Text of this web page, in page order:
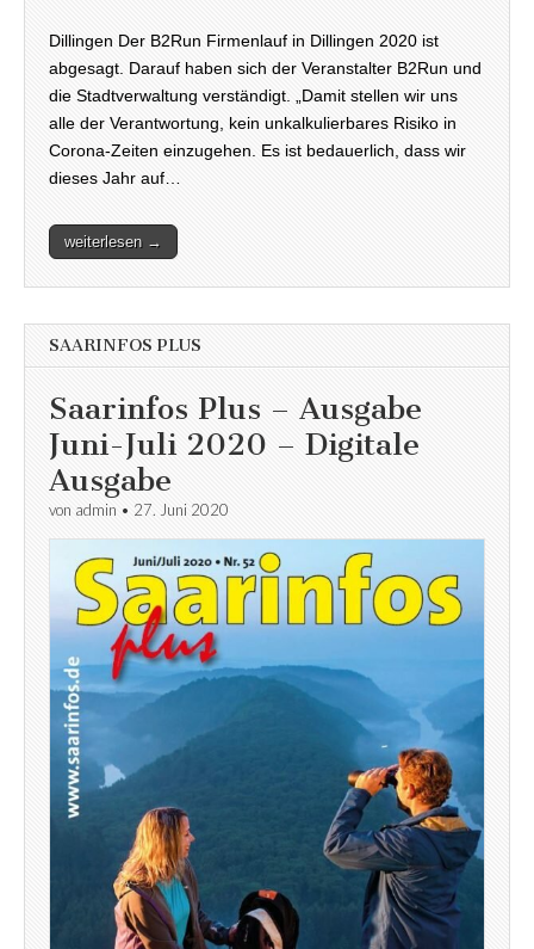
Dillingen Der B2Run Firmenlauf in Dillingen 2020 ist
abgesagt. Darauf haben sich der Veranstalter B2Run und
die Stadtverwaltung verständigt. „Damit stellen wir uns
alle der Verantwortung, kein unkalkulierbares Risiko in
Corona-Zeiten einzugehen. Es ist bedauerlich, dass wir
dieses Jahr auf…
weiterlesen →
SAARINFOS PLUS
Saarinfos Plus – Ausgabe
Juni-Juli 2020 – Digitale
Ausgabe
von admin • 27. Juni 2020